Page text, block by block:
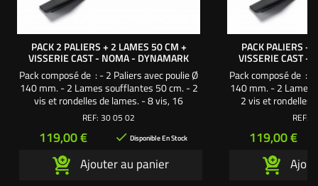
PACK 2 PALIERS + 2 LAMES 50 CM +
VISSERIE CAST - NOMA - DYNAMARK
Pack composé de : - 2 Paliers avec poulie Ø
140 mm. - 2 Lames soufflantes 50 cm. - 2
vis et rondelles de lames. - 8 vis, 16
rondelles, 8 écrous frein de fixation palier
exclusive L'autoporté.com ®
REF: 30 05 02
Prix
119,00 €  Disponible En Stock
Ajouter au panier
PACK PALIERS +
VISSERIE CAST -
Pack composé de : -
140 mm. - 2 Lames
2 vis et rondelles
rondelles et 8
exclusive
REF:
Prix
119,00 €